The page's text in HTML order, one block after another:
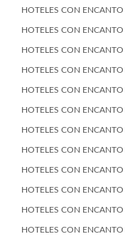
HOTELES CON
HOTELES CON ENCANTO
HOTELES CON
HOTELES CON
HOTELES CON
HOTELES CON
HOTELES CON
HOTELES CON
HOTELES CON ENCANTO
HOTELES CON
HOTELES CON
HOTELES CON